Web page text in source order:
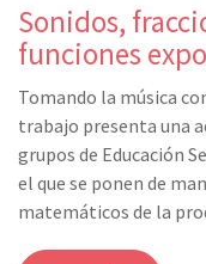
Sonidos,
funciones
Tomando la música
trabajo presenta una
grupos de Educación
el que se ponen de
matemáticos de la